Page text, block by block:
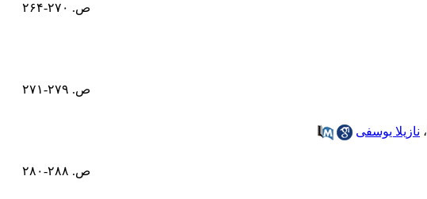
ص. ۲۷۰-۲۶۴
ص. ۲۷۹-۲۷۱
، نازیلا یوسفی
ص. ۲۸۸-۲۸۰